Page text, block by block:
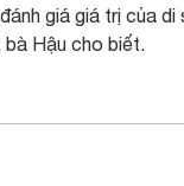
giá giá trị của di
Hậu cho biết.